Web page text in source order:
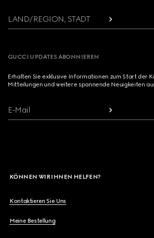
LAND/REGION, STADT
GUCCI UPDATES ABONNIEREN
Erhalten Sie exklusive Informationen zum Start der
Mitteilungen und weitere spannende Neuigkeiten
E-Mail
KÖNNEN WIR IHNEN HELFEN?
Kontaktieren Sie Uns
Meine Bestellung